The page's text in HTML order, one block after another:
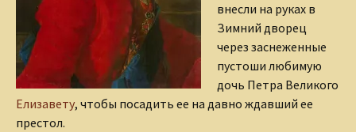
внесли на руках в
Зимний дворец
через заснеженные
пустоши любимую
дочь Петра Великого
Елизавету, чтобы посадить ее на давно ждавший ее
престол.